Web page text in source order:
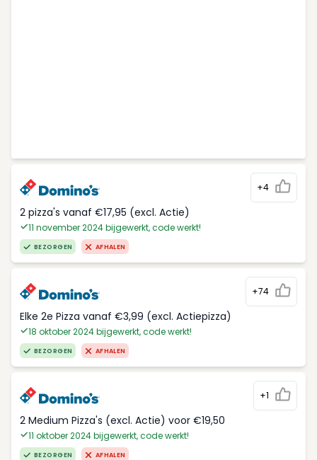
+4
2 pizza's vanaf €17,95 (excl. Actie)
11 november 2024 bijgewerkt, code werkt!
BEZORGEN AFHALEN
+74
Elke 2e Pizza vanaf €3,99 (excl. Actiepizza)
18 oktober 2024 bijgewerkt, code werkt!
BEZORGEN AFHALEN
+1
2 Medium Pizza's (excl. Actie) voor €19,50
11 oktober 2024 bijgewerkt, code werkt!
BEZORGEN AFHALEN